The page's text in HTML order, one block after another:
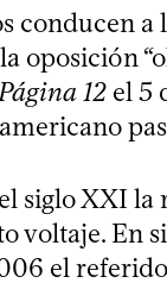
conducen a
oposición
12 el 5
siglo XXI
voltaje. En
el